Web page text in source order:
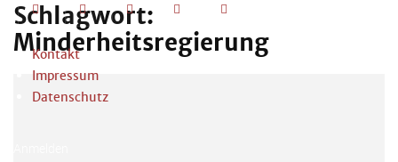
Kontakt
Impressum
Datenschutz
Schlagwort:
Minderheitsregierung